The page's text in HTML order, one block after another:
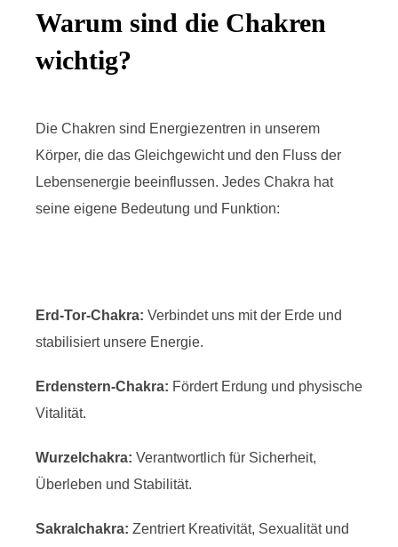
Warum sind die Chakren
wichtig?
Die Chakren sind Energiezentren in unserem
Körper, die das Gleichgewicht und den Fluss der
Lebensenergie beeinflussen. Jedes Chakra hat
seine eigene Bedeutung und Funktion:
Erd-Tor-Chakra: Verbindet uns mit der Erde und
stabilisiert unsere Energie.
Erdenstern-Chakra: Fördert Erdung und physische
Vitalität.
Wurzelchakra: Verantwortlich für Sicherheit,
Überleben und Stabilität.
Sakralchakra: Zentriert Kreativität, Sexualität und